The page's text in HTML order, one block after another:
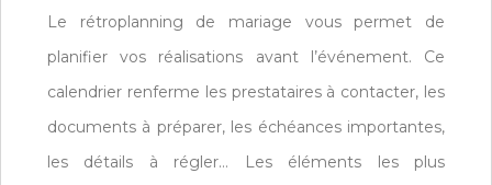
Le rétroplanning de mariage vous permet de
planifier vos réalisations avant l’événement. Ce
calendrier renferme les prestataires à contacter, les
documents à préparer, les échéances importantes,
les détails à régler… Les éléments les plus